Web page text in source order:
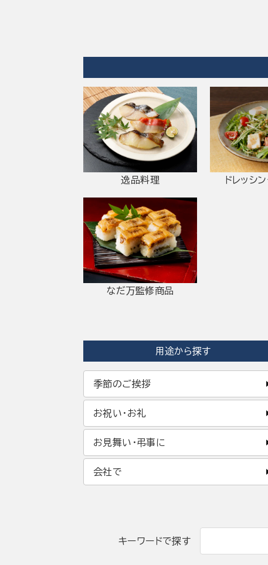
逸品料理 ドレッシ
なだ万監修商品
用途から探す
季節のご挨拶
お祝い・お礼
お見舞い・弔事に
会社で
キーワードで探す